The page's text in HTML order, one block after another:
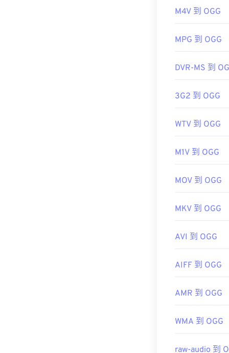
首次发行：
https://
https://
M4V 到 OGG
MPG 到 OGG
DVR-MS 到
3G2 到 OGG
WTV 到 OGG
M1V 到 OGG
MOV 到 OGG
MKV 到 OGG
AVI 到 OGG
AIFF 到 OGG
AMR 到 OGG
WMA 到 OGG
raw-audio 到